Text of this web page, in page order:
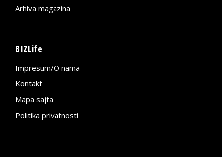
Arhiva magazina
BIZLife
Impresum/O nama
Kontakt
Mapa sajta
Politika privatnosti